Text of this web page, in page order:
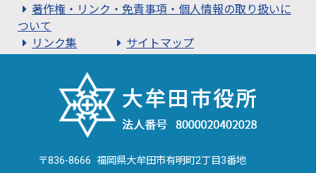
著作権・リンク・免責事項・個人情報の取り扱いに
ついて
リンク集
サイトマップ
〒836-8666 福岡県大牟田市有明町2丁目3番地